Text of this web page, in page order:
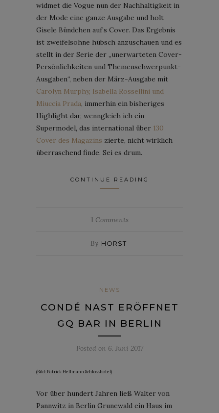
widmet die Vogue nun der Nachhaltigkeit in
der Mode eine ganze Ausgabe und holt
Gisele Bündchen auf’s Cover. Das Ergebnis
ist zweifelsohne hübsch anzuschauen und es
stellt in der Serie der „unerwarteten Cover-
Persönlichkeiten und Themenschwerpunkt-
Ausgaben“, neben der März-Ausgabe mit
Carolyn Murphy, Isabella Rossellini und
Miuccia Prada, immerhin ein bisheriges
Highlight dar, wenngleich ich ein
Supermodel, das international über 130
Cover des Magazins zierte, nicht wirklich
überraschend finde. Sei es drum.
CONTINUE READING
1 Comments
By HORST
NEWS
CONDÉ NAST ERÖFFNET
GQ BAR IN BERLIN
Posted on 6. Juni 2017
(Bild: Patrick Hellmann Schlosshotel)
Vor über hundert Jahren ließ Walter von
Pannwitz in Berlin Grunewald ein Haus im